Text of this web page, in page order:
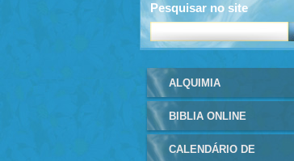
ALQUIMIA
BIBLIA ONLINE
CALENDÁRIO DE
Pesquisar no site